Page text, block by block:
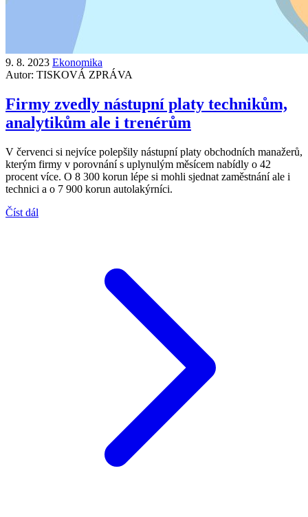
9. 8. 2023 Ekonomika
Autor: TISKOVÁ ZPRÁVA
Firmy zvedly nástupní platy technikům,
analytikům ale i trenérům
V červenci si nejvíce polepšily nástupní platy obchodních manažerů,
kterým firmy v porovnání s uplynulým měsícem nabídly o 42
procent více. O 8 300 korun lépe si mohli sjednat zaměstnání ale i
technici a o 7 900 korun autolakýrníci.
Číst dál